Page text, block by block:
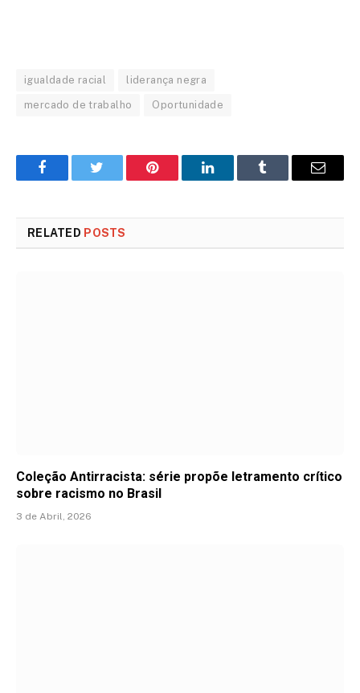
igualdade racial liderança negra
mercado de trabalho Oportunidade
FacebookTwitter Pinterest LinkedInTumblr Email
RELATED POSTS
Coleção Antirracista: série propõe letramento crítico
sobre racismo no Brasil
3 de Abril, 2026